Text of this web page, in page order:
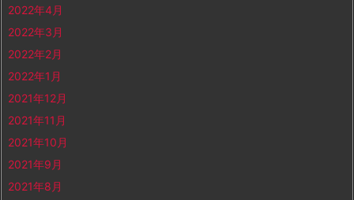
2022年4月
2022年3月
2022年2月
2022年1月
2021年12月
2021年11月
2021年10月
2021年9月
2021年8月